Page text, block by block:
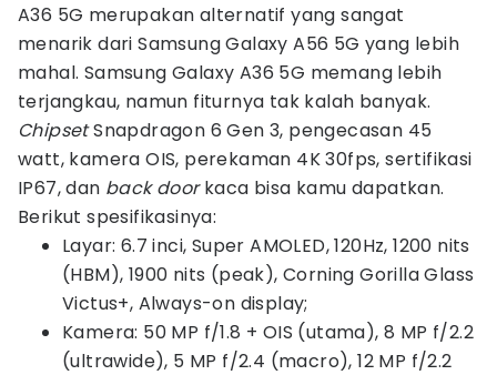
A36 5G merupakan alternatif yang sangat
menarik dari Samsung Galaxy A56 5G yang lebih
mahal. Samsung Galaxy A36 5G memang lebih
terjangkau, namun fiturnya tak kalah banyak.
ChipsetSnapdragon 6 Gen 3, pengecasan 45
watt, kamera OIS, perekaman 4K 30fps, sertifikasi
IP67, dan back doorkaca bisa kamu dapatkan.
Berikut spesifikasinya:
Layar: 6.7 inci, Super AMOLED, 120Hz, 1200 nits
(HBM), 1900 nits (peak), Corning Gorilla Glass
Victus+, Always-on display;
Kamera: 50 MP f/1.8 + OIS (utama), 8 MP f/2.2
(ultrawide), 5 MP f/2.4 (macro), 12 MP f/2.2